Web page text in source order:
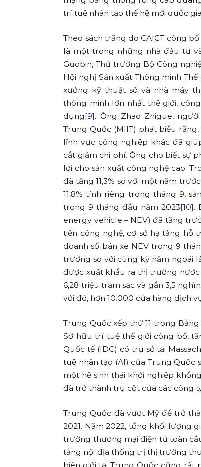
trí tuệ nhân tạo thế hệ mới quốc
Theo sách trắng do CAICT công
là một trong những nhà đầu tư
Guobin, Thứ trưởng Bộ Công
Hội nghị Sản xuất Thông minh
xưởng kỹ thuật số và nhà máy
thông minh lớn nhất thế giới,
dụng[9]. Ông Zhao Zhigue,
Trung Quốc (MIIT) phát biểu
lĩnh vực công nghiệp khác đã
cắt giảm chi phí. Ông cho biết sự
lợi cho sản xuất công nghệ cao.
đã tăng 11,3% so với một năm
11,8% tính riêng trong tháng 9,
trong 9 tháng đầu năm 2023[10].
energy vehicle – NEV) đã tăng
tiến công nghệ, cơ sở hạ tầng hỗ
doanh số bán xe NEV trong 9
trưởng so với cùng kỳ năm ngoái
được xuất khẩu ra thị trường
6,28 triệu trạm sạc và gần 3,5
với đó, hơn 10.000 cửa hàng dịch
Trung Quốc xếp thứ 11 trong
Sở hữu trí tuệ thế giới công bố,
Quốc tế (IDC) có trụ sở tại
tuệ nhân tạo (AI) của Trung Quốc
một hệ sinh thái khởi nghiệp
đã trở thành trụ cột của các công
Trung Quốc đã vượt Mỹ để trở
2021. Năm 2022, tổng khối lượng
trường thương mại điện tử toàn
tảng nội địa thống trị thị trường